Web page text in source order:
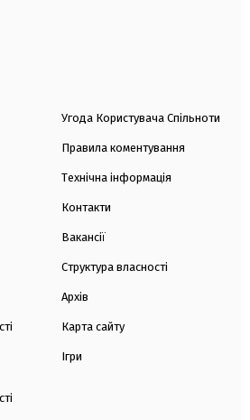
Угода Користувача Спільноти
Правила коментування
Технічна інформація
Контакти
Вакансії
Структура власності
Архів
Карта сайту
Ігри